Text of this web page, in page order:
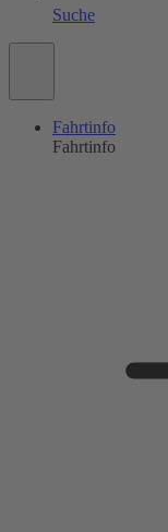
Suche
Fahrtinfo
Fahrtinfo